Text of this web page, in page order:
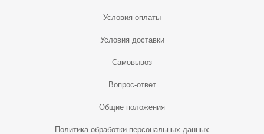
Условия оплаты
Условия доставки
Самовывоз
Вопрос-ответ
Общие положения
Политика обработки персональных данных